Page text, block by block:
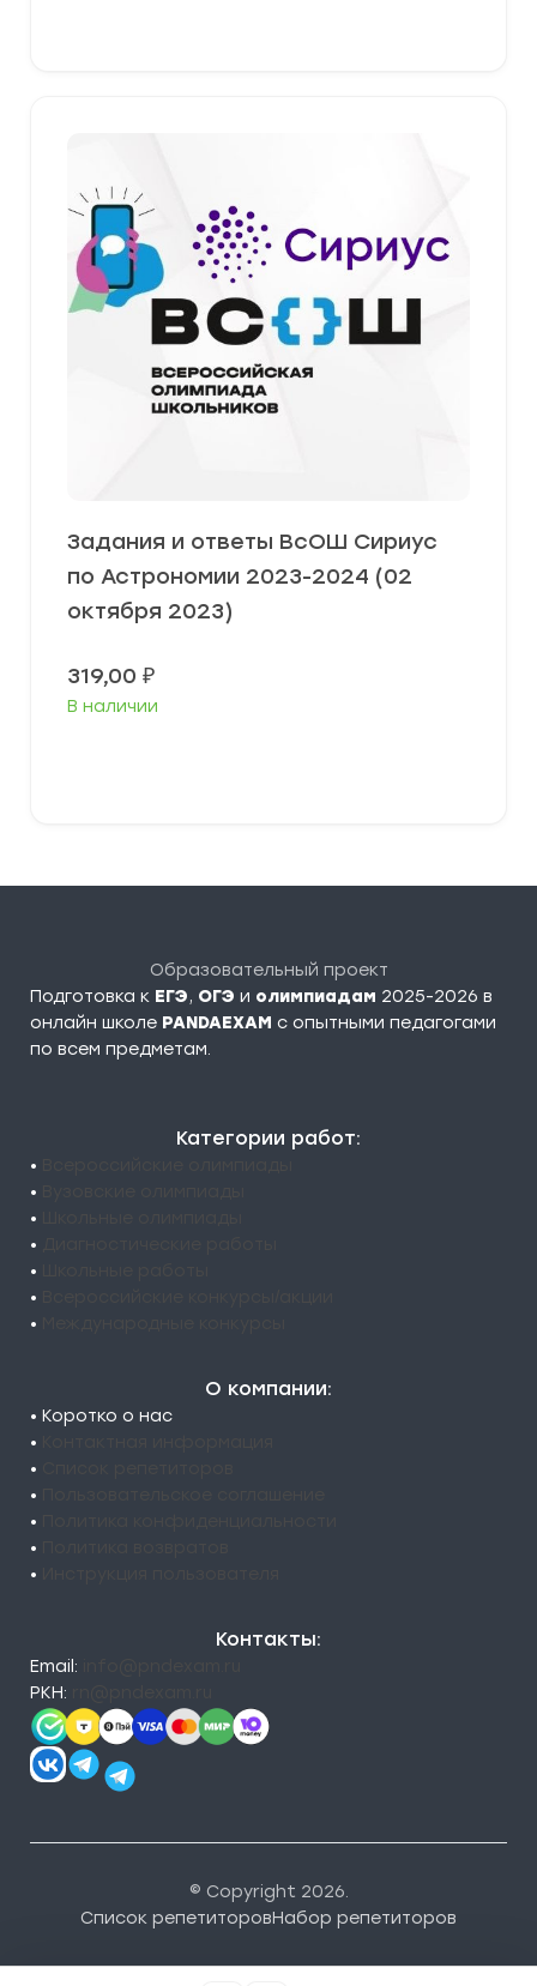
Задания и ответы ВсОШ Сириус
по Астрономии 2023-2024 (02
октября 2023)
319,00 ₽
В наличии
Образовательный проект
Подготовка к ЕГЭ, ОГЭ и олимпиадам 2025-2026 в
онлайн школе PANDAEXAM c опытными педагогами
по всем предметам.
Категории работ:
•
•
•
•
•
•
•
О компании:
• Коротко о нас
•
•
•
•
•
•
Контакты:
Email:
РКН:
© Copyright 2026.
Список репетиторовНабор репетиторов